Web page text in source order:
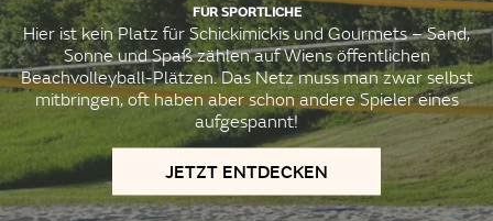
FÜR SPORTLICHE
Hier ist kein Platz für Schickimickis und Gourmets – Sand,
Sonne und Spaß zählen auf Wiens öffentlichen
Beachvolleyball-Plätzen. Das Netz muss man zwar selbst
mitbringen, oft haben aber schon andere Spieler eines
aufgespannt!
JETZT ENTDECKEN